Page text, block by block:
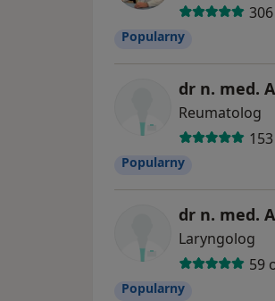
Popularny
dr n. med.
Reumatolog
Popularny
dr n. med.
Laryngolog
59
Popularny